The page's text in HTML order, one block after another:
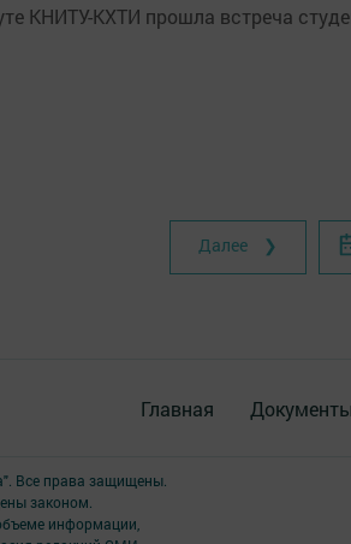
КНИТУ-КХТИ прошла встреча
Далее ❯
Главная Документы
Все права защищены.
законом.
информации,